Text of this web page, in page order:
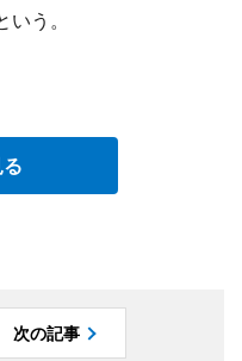
う。
次の記事